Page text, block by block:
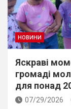
НОВИНИ
Яскраві
громаді
для понад
07/29/2026